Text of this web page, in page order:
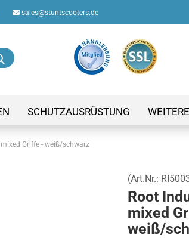
sales@stuntscooters.de
Passwort
Konto
Passwort
Suche...
SCHUTZAUSRÜSTUNG WEITERE
Griffe - weiß/schwarz
(Art.Nr.:
Root
mixed
weiß/